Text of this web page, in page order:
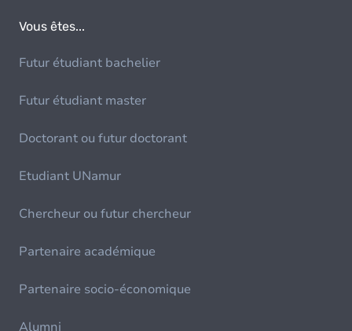
Vous êtes...
Futur étudiant bachelier
Futur étudiant master
Doctorant ou futur doctorant
Etudiant UNamur
Chercheur ou futur chercheur
Partenaire académique
Partenaire socio-économique
Alumni